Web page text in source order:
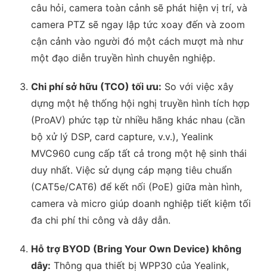
câu hỏi, camera toàn cảnh sẽ phát hiện vị trí, và
camera PTZ sẽ ngay lập tức xoay đến và zoom
cận cảnh vào người đó một cách mượt mà như
một đạo diễn truyền hình chuyên nghiệp.
Chi phí sở hữu (TCO) tối ưu: So với việc xây
dựng một hệ thống hội nghị truyền hình tích hợp
(ProAV) phức tạp từ nhiều hãng khác nhau (cần
bộ xử lý DSP, card capture, v.v.), Yealink
MVC960 cung cấp tất cả trong một hệ sinh thái
duy nhất. Việc sử dụng cáp mạng tiêu chuẩn
(CAT5e/CAT6) để kết nối (PoE) giữa màn hình,
camera và micro giúp doanh nghiệp tiết kiệm tối
đa chi phí thi công và dây dẫn.
Hỗ trợ BYOD (Bring Your Own Device) không
dây: Thông qua thiết bị WPP30 của Yealink,